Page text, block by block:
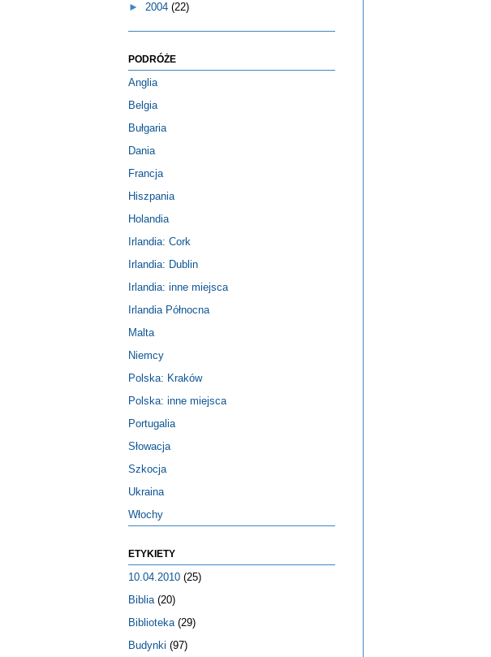
► 2004 (22)
PODRÓŻE
Anglia
Belgia
Bułgaria
Dania
Francja
Hiszpania
Holandia
Irlandia: Cork
Irlandia: Dublin
Irlandia: inne miejsca
Irlandia Północna
Malta
Niemcy
Polska: Kraków
Polska: inne miejsca
Portugalia
Słowacja
Szkocja
Ukraina
Włochy
ETYKIETY
10.04.2010 (25)
Biblia (20)
Biblioteka (29)
Budynki (97)